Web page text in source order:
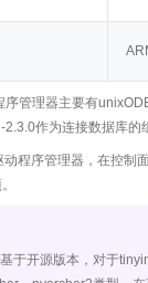
序管理器主要有
作为连接数据库的
程序管理器，在控制
于开源版本，对于